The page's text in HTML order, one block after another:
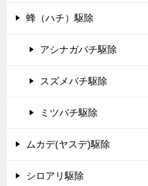
蜂（ハチ）駆除
アシナガバチ駆除
スズメバチ駆除
ミツバチ駆除
ムカデ(ヤスデ)駆除
シロアリ駆除